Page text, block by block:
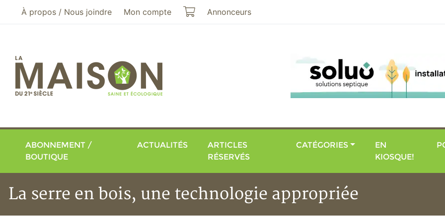
Aller au menu principal
Aller au contenu principal
À propos / Nous joindre Mon compte Mon panier
Annonceurs
ABONNEMENT /
BOUTIQUE
ACTUALITÉS
ARTICLES
RÉSERVÉS
CATÉGORIES
EN
KIOSQUE!
La serre en bois, une technologie appropriée